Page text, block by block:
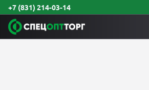
+7 (831) 214-03-14